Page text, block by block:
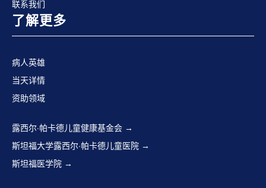
联系我们
了解更多
病人英雄
当天详情
资助领域
露西尔·帕卡德儿童健康基金会
斯坦福大学露西尔·帕卡德儿童医院
斯坦福医学院